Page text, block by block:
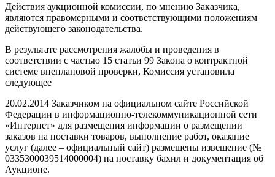
Действия аукционной комиссии, по мнению Заказчика,
являются правомерными и соответствующими положениям
действующего законодательства.
В результате рассмотрения жалобы и проведения в
соответствии с частью 15 статьи 99 Закона о контрактной
системе внеплановой проверки, Комиссия установила
следующее
20.02.2014 Заказчиком на официальном сайте Российской
Федерации в информационно-телекоммуникационной сети
«Интернет» для размещения информации о размещении
заказов на поставки товаров, выполнение работ, оказание
услуг (далее – официальный сайт) размещены извещение (№
0335300039514000004) на поставку бахил и документация об
Аукционе.